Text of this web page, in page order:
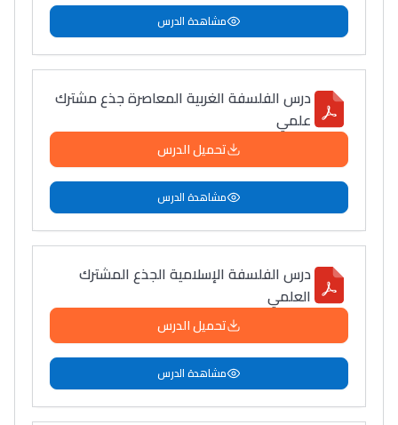
مشاهدة الدرس
درس الفلسفة الغربية المعاصرة جذع مشترك
علمي
تحميل الدرس
مشاهدة الدرس
درس الفلسفة الإسلامية الجذع المشترك
العلمي
تحميل الدرس
مشاهدة الدرس